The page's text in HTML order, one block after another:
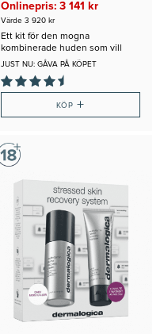
Onlinepris: 3 141 kr
Värde 3 920 kr
Ett kit för den mogna
kombinerade huden som vill
jobba uppstramande och anti-
JUST NU: GÅVA PÅ KÖPET
KÖP +